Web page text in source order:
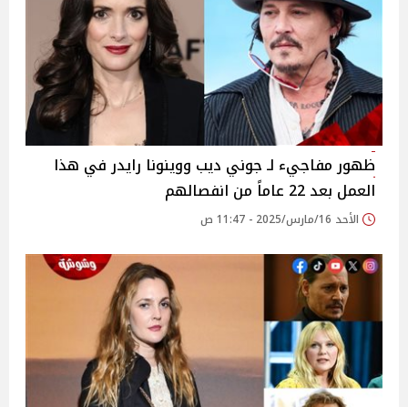
ظهور مفاجيء لـ جوني ديب ووينونا رايدر في هذا
العمل بعد 22 عاماً من انفصالهم
الأحد 16/مارس/2025 - 11:47 ص